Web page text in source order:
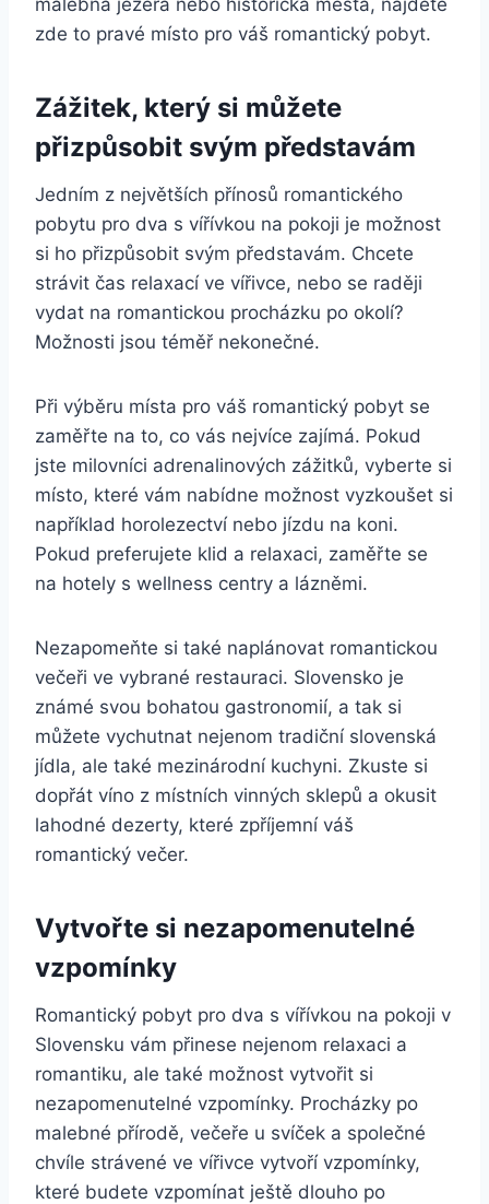
zde to pravé místo pro váš romantický pobyt.
Zážitek, který si můžete
přizpůsobit svým představám
Jedním z největších přínosů romantického
pobytu pro dva s vířívkou na pokoji je možnost
si ho přizpůsobit svým představám. Chcete
strávit čas relaxací ve vířivce, nebo se raději
vydat na romantickou procházku po okolí?
Možnosti jsou téměř nekonečné.
Při výběru místa pro váš romantický pobyt se
zaměřte na to, co vás nejvíce zajímá. Pokud
jste milovníci adrenalinových zážitků, vyberte si
místo, které vám nabídne možnost vyzkoušet si
například horolezectví nebo jízdu na koni.
Pokud preferujete klid a relaxaci, zaměřte se
na hotely s wellness centry a lázněmi.
Nezapomeňte si také naplánovat romantickou
večeři ve vybrané restauraci. Slovensko je
známé svou bohatou gastronomií, a tak si
můžete vychutnat nejenom tradiční slovenská
jídla, ale také mezinárodní kuchyni. Zkuste si
dopřát víno z místních vinných sklepů a okusit
lahodné dezerty, které zpříjemní váš
romantický večer.
Vytvořte si nezapomenutelné
vzpomínky
Romantický pobyt pro dva s vířívkou na pokoji v
Slovensku vám přinese nejenom relaxaci a
romantiku, ale také možnost vytvořit si
nezapomenutelné vzpomínky. Procházky po
malebné přírodě, večeře u svíček a společné
chvíle strávené ve vířivce vytvoří vzpomínky,
které budete vzpomínat ještě dlouho po